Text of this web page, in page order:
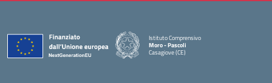
Istituto Comprensivo
Moro - Pascoli
Casagiove (CE)
— Visita la pagina iniziale della scuola